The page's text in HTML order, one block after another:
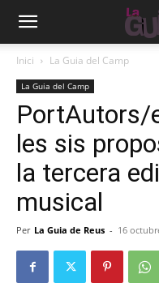
Inici La Guia del Camp
La Guia del Camp
PortAutors/
les sis
la tercera
musical
Per La Guia de Reus - 16